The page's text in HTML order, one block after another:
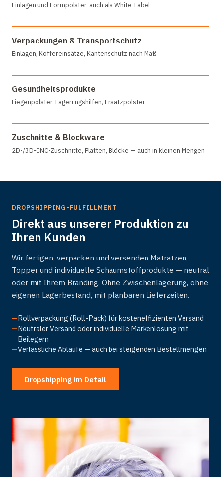
Einlagen und Formpolster, auch als White-Label
Verpackungen & Transportschutz
Einlagen, Koffereinsätze, Kantenschutz nach Maß
Gesundheitsprodukte
Liegenpolster, Lagerungshilfen, Ersatzpolster
Zuschnitte & Blockware
2D-/3D-CNC-Zuschnitte, Platten, Blöcke — auch in kleinen Mengen
DROPSHIPPING-FULFILLMENT
Direkt aus unserer Produktion zu
Ihren Kunden
Wir fertigen, verpacken und versenden Matratzen,
Topper und individuelle Schaumstoffprodukte — neutral
oder mit Ihrem Branding. Ohne Zwischenlagerung, ohne
eigenen Lagerbestand, mit planbaren Lieferzeiten.
—Rollverpackung (Roll-Pack) für kosteneffizienten Versand
—Neutraler Versand oder individuelle Markenlösung mit
Beilegern
—Verlässliche Abläufe — auch bei steigenden Bestellmengen
Dropshipping im Detail